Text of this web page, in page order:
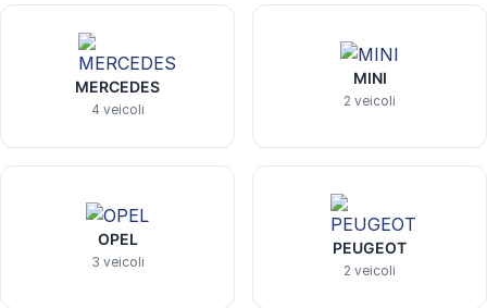
MERCEDES
4 veicoli
MINI
2 veicoli
OPEL
3 veicoli
PEUGEOT
2 veicoli